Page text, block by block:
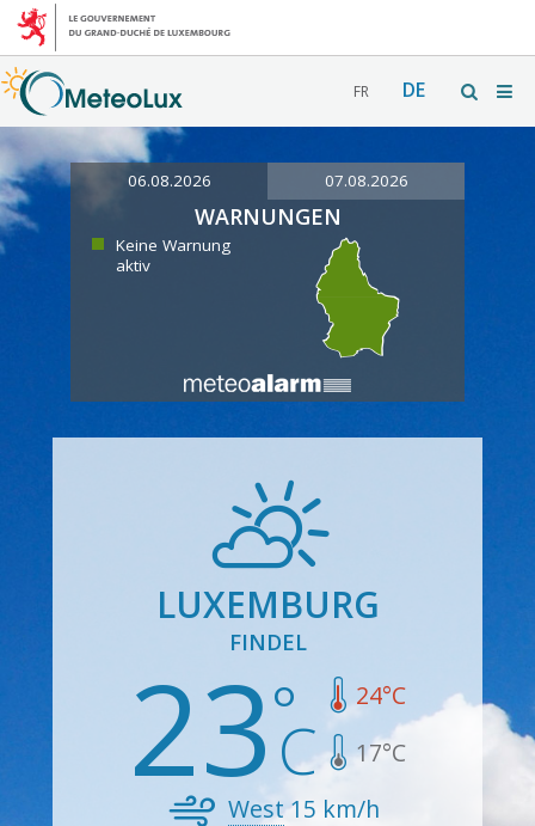
FR DE
06.08.2026 07.08.2026
WARNUNGEN
Keine Warnung
aktiv
LUXEMBURG
FINDEL
23 24°C
17°C
West15 km/h